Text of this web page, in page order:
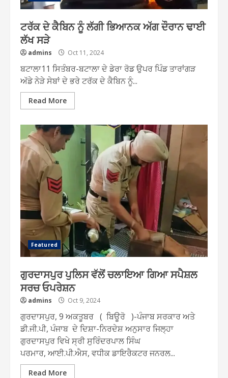
ਟਰੱਕ ਦੇ ਕੈਬਿਨ ਨੂੰ ਲੱਗੀ ਭਿਆਨਕ ਅੱਗ ਦੌਰਾਨ ਢਾਈ
ਲੱਖ ਸੜੇ
admins Oct 11, 2024
ਬਟਾਲਾ11 ਸਿਤੰਬਰ-ਬਟਾਲਾ ਦੇ ਡੇਰਾ ਰੋਡ ਉਪਰ ਪਿੰਡ ਤਾਰਾਂਗੜ
ਅੱਡੇ ਨੇੜੇ ਸੇਬਾਂ ਦੇ ਭਰੇ ਟਰੱਕ ਦੇ ਕੈਬਿਨ ਨੂੰ...
Read More
Featured
ਗੁਰਦਾਸਪੁਰ ਪੁਲਿਸ ਵੱਲੋਂ ਚਲਾਇਆ ਗਿਆ ਸਪੈਸ਼ਲ
ਸਰਚ ਓਪਰੇਸ਼ਨ
admins Oct 9, 2024
ਗੁਰਦਾਸਪੁਰ, 9 ਅਕਤੂਬਰ ( ਬਿਊਰੋ )-ਪੰਜਾਬ ਸਰਕਾਰ ਅਤੇ
ਡੀ.ਜੀ.ਪੀ, ਪੰਜਾਬ ਦੇ ਦਿਸ਼ਾ-ਨਿਰਦੇਸ਼ ਅਨੁਸਾਰ ਜਿਲ੍ਹਾ
ਗੁਰਦਾਸਪੁਰ ਵਿਖੇ ਸ੍ਰੀ ਸੁਰਿੰਦਰਪਾਲ ਸਿੰਘ
ਪਰਮਾਰ, ਆਈ.ਪੀ.ਐਸ, ਵਧੀਕ ਡਾਇਰੈਕਟਰ ਜਨਰਲ...
Read More